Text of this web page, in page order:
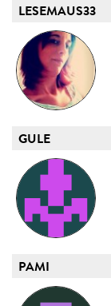
LESEMAUS33
GULE
PAMI